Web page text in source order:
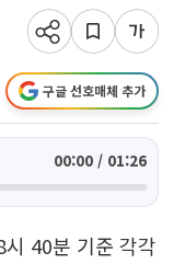
구글 선호매체 추가
00:00 / 01:26
40분 기준 각각